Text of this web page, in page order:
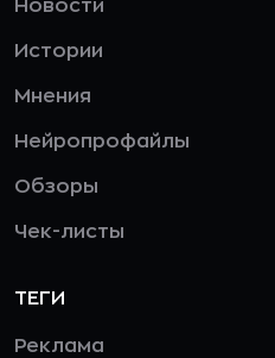
Новости
Истории
Мнения
Нейропрофайлы
Обзоры
Чек-листы
ТЕГИ
Реклама